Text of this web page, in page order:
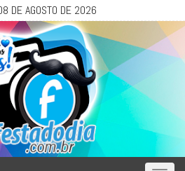
DE AGOSTO DE 2026